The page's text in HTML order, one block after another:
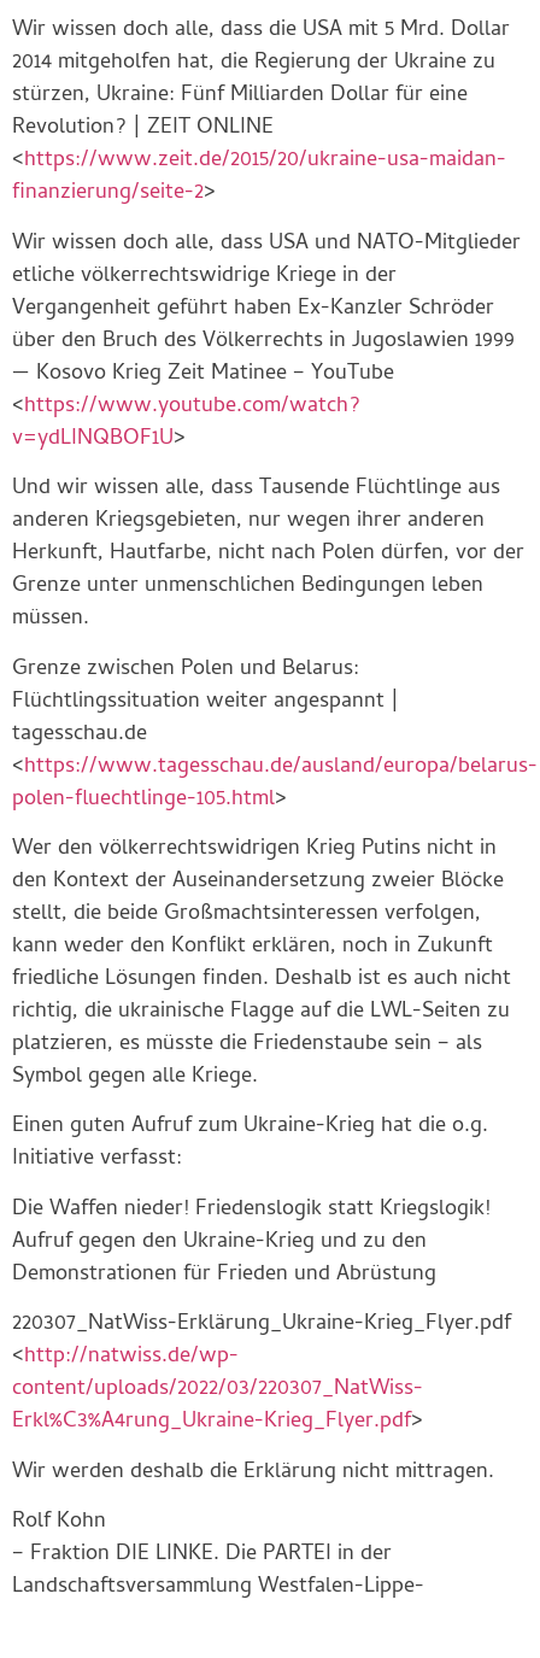
Wir wissen doch alle, dass die USA mit 5 Mrd. Dollar
2014 mitgeholfen hat, die Regierung der Ukraine zu
stürzen, Ukraine: Fünf Milliarden Dollar für eine
Revolution? | ZEIT ONLINE
<https://www.zeit.de/2015/20/ukraine-usa-maidan-
finanzierung/seite-2>
Wir wissen doch alle, dass USA und NATO-Mitglieder
etliche völkerrechtswidrige Kriege in der
Vergangenheit geführt haben Ex-Kanzler Schröder
über den Bruch des Völkerrechts in Jugoslawien 1999
— Kosovo Krieg Zeit Matinee – YouTube
<https://www.youtube.com/watch?
v=ydLINQBOF1U>
Und wir wissen alle, dass Tausende Flüchtlinge aus
anderen Kriegsgebieten, nur wegen ihrer anderen
Herkunft, Hautfarbe, nicht nach Polen dürfen, vor der
Grenze unter unmenschlichen Bedingungen leben
müssen.
Grenze zwischen Polen und Belarus:
Flüchtlingssituation weiter angespannt |
tagesschau.de
<https://www.tagesschau.de/ausland/europa/belarus-
polen-fluechtlinge-105.html>
Wer den völkerrechtswidrigen Krieg Putins nicht in
den Kontext der Auseinandersetzung zweier Blöcke
stellt, die beide Großmachtsinteressen verfolgen,
kann weder den Konflikt erklären, noch in Zukunft
friedliche Lösungen finden. Deshalb ist es auch nicht
richtig, die ukrainische Flagge auf die LWL-Seiten zu
platzieren, es müsste die Friedenstaube sein – als
Symbol gegen alle Kriege.
Einen guten Aufruf zum Ukraine-Krieg hat die o.g.
Initiative verfasst:
Die Waffen nieder! Friedenslogik statt Kriegslogik!
Aufruf gegen den Ukraine-Krieg und zu den
Demonstrationen für Frieden und Abrüstung
220307_NatWiss-Erklärung_Ukraine-Krieg_Flyer.pdf
<http://natwiss.de/wp-
content/uploads/2022/03/220307_NatWiss-
Erkl%C3%A4rung_Ukraine-Krieg_Flyer.pdf>
Wir werden deshalb die Erklärung nicht mittragen.
Rolf Kohn
– Fraktion DIE LINKE. Die PARTEI in der
Landschaftsversammlung Westfalen-Lippe-